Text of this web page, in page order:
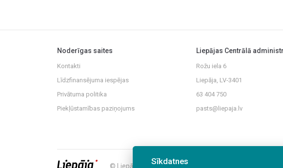
Noderīgas saites
Kontakti
Līdzfinansējuma iespējas
Privātuma politika
Piekļūstamības paziņojums
Liepājas Centrālā
Rožu iela 6
Liepāja, LV-3401
63 404 750
pasts@liepaja.lv
© Liepājas Centrālā administrācija
Sīkdatnes